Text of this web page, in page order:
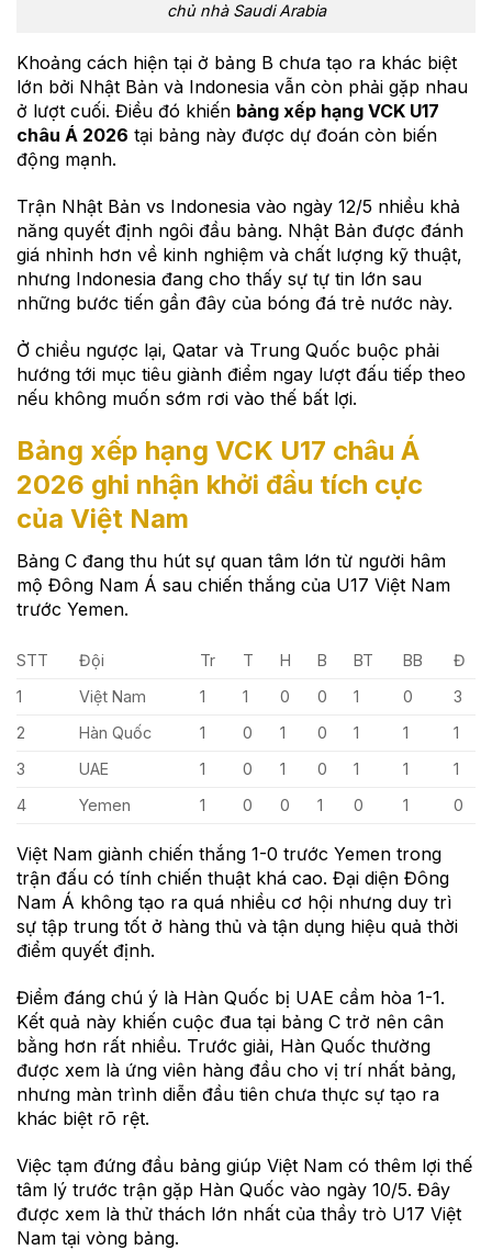
chủ nhà Saudi Arabia
Khoảng cách hiện tại ở bảng B chưa tạo ra khác biệt
lớn bởi Nhật Bản và Indonesia vẫn còn phải gặp nhau
ở lượt cuối. Điều đó khiến bảng xếp hạng VCK U17
châu Á 2026 tại bảng này được dự đoán còn biến
động mạnh.
Trận Nhật Bản vs Indonesia vào ngày 12/5 nhiều khả
năng quyết định ngôi đầu bảng. Nhật Bản được đánh
giá nhỉnh hơn về kinh nghiệm và chất lượng kỹ thuật,
nhưng Indonesia đang cho thấy sự tự tin lớn sau
những bước tiến gần đây của bóng đá trẻ nước này.
Ở chiều ngược lại, Qatar và Trung Quốc buộc phải
hướng tới mục tiêu giành điểm ngay lượt đấu tiếp theo
nếu không muốn sớm rơi vào thế bất lợi.
Bảng xếp hạng VCK U17 châu Á
2026 ghi nhận khởi đầu tích cực
của Việt Nam
Bảng C đang thu hút sự quan tâm lớn từ người hâm
mộ Đông Nam Á sau chiến thắng của U17 Việt Nam
trước Yemen.
STT Đội Tr T H B BT BB
Đ
1
Việt Nam 1 1 0 0 1 0
3
2
Hàn Quốc 1 0 1 0 1 1
1
3
UAE 1 0 1 0 1 1
1
4
Yemen 1 0 0 1 0 1 0
Việt Nam giành chiến thắng 1-0 trước Yemen trong
trận đấu có tính chiến thuật khá cao. Đại diện Đông
Nam Á không tạo ra quá nhiều cơ hội nhưng duy trì
sự tập trung tốt ở hàng thủ và tận dụng hiệu quả thời
điểm quyết định.
Điểm đáng chú ý là Hàn Quốc bị UAE cầm hòa 1-1.
Kết quả này khiến cuộc đua tại bảng C trở nên cân
bằng hơn rất nhiều. Trước giải, Hàn Quốc thường
được xem là ứng viên hàng đầu cho vị trí nhất bảng,
nhưng màn trình diễn đầu tiên chưa thực sự tạo ra
khác biệt rõ rệt.
Việc tạm đứng đầu bảng giúp Việt Nam có thêm lợi thế
tâm lý trước trận gặp Hàn Quốc vào ngày 10/5. Đây
được xem là thử thách lớn nhất của thầy trò U17 Việt
Nam tại vòng bảng.